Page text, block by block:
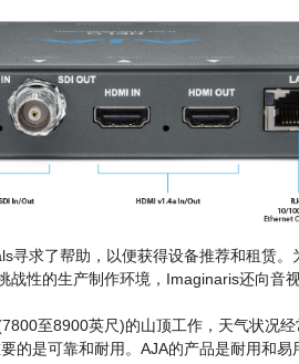
求了帮助，以便获得设备推荐和租赁
性的生产制作环境，Imaginaris还向音
至8900英尺)的山顶工作，天气状况
的是可靠和耐用。AJA的产品是耐用和